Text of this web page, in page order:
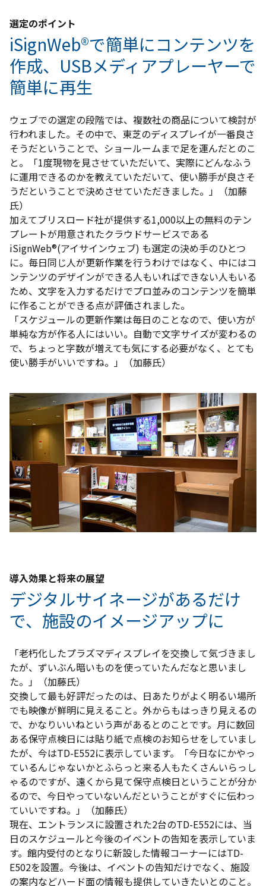
選定のポイント
iSignWeb®で簡単にコンテンツを
作成、USBメディアプレーヤーで
簡単に再生
ウェブでの選定の段階では、複数社の商品について検討が
行われました。その中で、東芝のディスプレイが一番良さ
そうだということで、ショールームまで足を運んだとのこ
と。「1度現物を見させていただいて、実際にどんなふう
に運用できるのかを教えていただいて、使い勝手が良さそ
うだということで決めさせていただきました。」（加藤
氏）
加えてブリスロード社が提供する1,000以上の無料のテン
プレートが用意されたクラウドサービスである
iSignWeb®(アイサインウェブ) も選定の決め手のひとつ
に。毎日同じ人が更新作業を行うわけではなく、中にはコ
ンテンツのデザインができる人もいればできない人もいる
ため、文字を入力するだけでプロ並みのコンテンツを簡単
に作ることができる点が評価されました。
「スケジュールの更新作業は毎日のことなので、使い方が
単純な方が作る人にはいい。自動で文字サイズが変わるの
で、ちょっと字数が増えても気にする必要がなく、とても
使い勝手がいいですね。」（加藤氏）
導入効果と将来の展望
デジタルサイネージがあるだけ
で、施設のイメージアップに
「老朽化したプラズマディスプレイを交換して気づきまし
たが、ずいぶん暗いものを使っていたんだなと思いまし
た。」（加藤氏）
交換して最も好評だったのは、日あたりがよく明るい場所
でも映像が鮮明に見えること。外からもはっきり見えるの
で、かなりいいねという声があるとのことです。月に数回
ある保守点検日には貼り紙で点検のお知らせをしていまし
たが、今はTD-E552に表示しています。「今日なにかやっ
ているんじゃないかとふらっと来る人もたくさんいらっし
ゃるのですが、遠くから見て保守点検日ということが分か
るので、今日やっていないんだということがすぐに伝わっ
ていいですね。」（加藤氏）
現在、エントランスに設置された2台のTD-E552には、当
日のスケジュールと今後のイベントの告知を表示していま
す。館内受付のとなりに新設した情報コーナーにはTD-
E502を設置。今後は、イベントの告知だけでなく、施設
の案内などハード面の情報も提供していきたいとのこと。